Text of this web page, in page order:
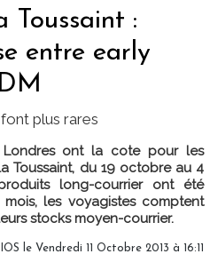
Toussaint :
entre early
plus rares
Londres ont la cote pour les
Toussaint, du 19 octobre au 4
long-courrier ont été
les voyagistes comptent
stocks moyen-courrier.
le Vendredi 11 Octobre 2013 à 16:11